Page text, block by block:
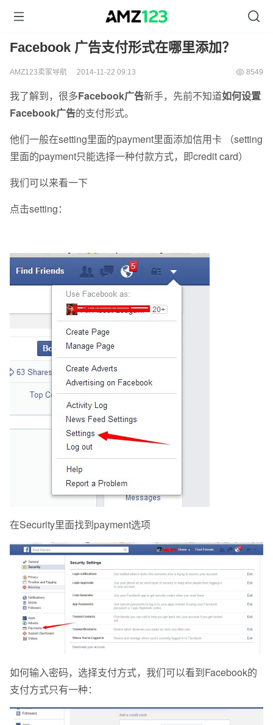
Facebook 广告支付形式在哪里添加？
AMZ123卖家导航 2014-11-22 09:13 8549
我了解到，很多Facebook广告新手，先前不知道如何设置
Facebook广告的支付形式。
他们一般在setting里面的payment里面添加信用卡 （setting
里面的payment只能选择一种付款方式，即credit card）
我们可以来看一下
点击setting：
在Security里面找到payment选项
如何输入密码，选择支付方式，我们可以看到Facebook的
支付方式只有一种：